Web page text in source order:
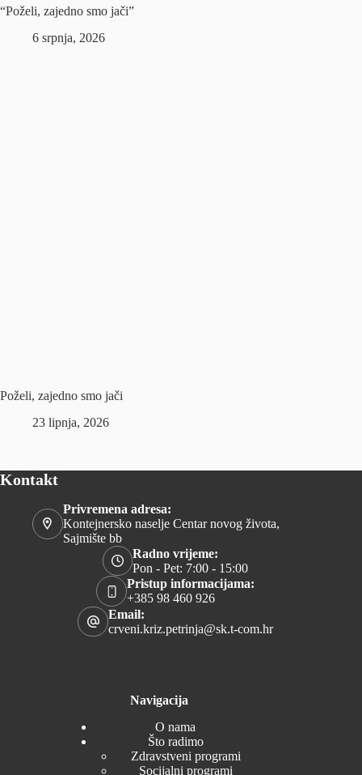
“Poželi, zajedno smo jači”
6 srpnja, 2026
Poželi, zajedno smo jači
23 lipnja, 2026
Kontakt
Privremena adresa:
Kontejnersko naselje Centar novog života,
Sajmište bb
Radno vrijeme:
Pon - Pet: 7:00 - 15:00
Pristup informacijama:
+385 98 460 926
Email:
crveni.kriz.petrinja@sk.t-com.hr
Navigacija
O nama
Što radimo
Zdravstveni programi
Socijalni programi